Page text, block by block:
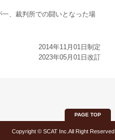
、裁判所での闘いとなった場
2014年11月01日制定
2023年05月01日改訂
PAGE TOP
Copyright © SCAT Inc.All Right Reserved.